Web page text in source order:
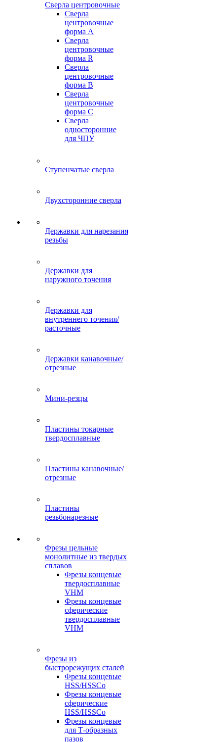
Сверла центровочные
Сверла
центровочные
форма A
Сверла
центровочные
форма R
Сверла
центровочные
форма B
Сверла
центровочные
форма C
Сверла
односторонние
для ЧПУ
Ступенчатые сверла
Двухсторонние сверла
Державки для нарезания
резьбы
Державки для
наружного точения
Державки для
внутреннего точения/
расточные
Державки канавочные/
отрезные
Мини-резцы
Пластины токарные
твердосплавные
Пластины канавочные/
отрезные
Пластины
резьбонарезные
Фрезы цельные
монолитные из твердых
сплавов
Фрезы концевые
твердосплавные
VHM
Фрезы концевые
сферические
твердосплавные
VHM
Фрезы из
быстрорежущих сталей
Фрезы концевые
HSS/HSSCo
Фрезы концевые
сферические
HSS/HSSCo
Фрезы концевые
для Т-образных
пазов